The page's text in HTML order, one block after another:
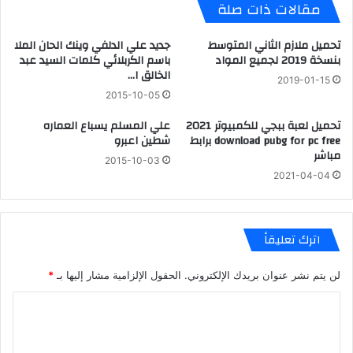
مقالات ذات صلة
تحميل ملازم الثاني المتوسط
بنسخة 2019 لجميع المواد
2019-01-15
جديد علي الدلفي وينك الحان الملا
باسم الكربلائي كلمات السيد عبد
الخالق ا…
2015-10-05
تحميل لعبة ببجي للكمبيوتر 2021
download pubg for pc free برابط
مباشر
2021-04-04
علي المسلم يسباع العماره
شطين اعبرو
2015-10-03
اترك تعليقاً
لن يتم نشر عنوان بريدك الإلكتروني. الحقول الإلزامية مشار إليها بـ *